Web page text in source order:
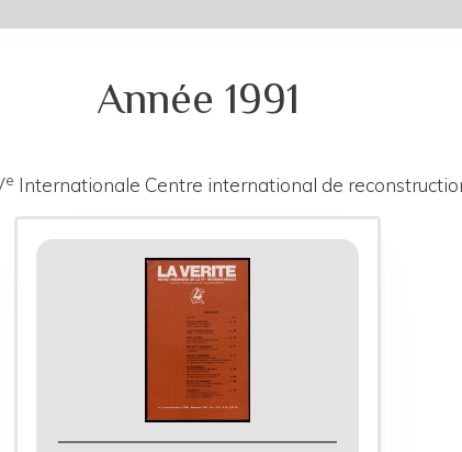
Année 1991
e Internationale Centre international de